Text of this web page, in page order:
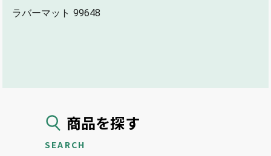
商品を探す
SEARCH
ラバーマット 99648